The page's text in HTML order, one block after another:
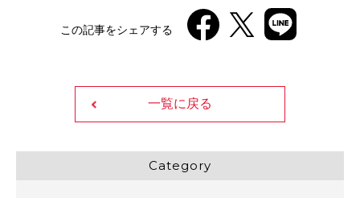
この記事をシェアする
一覧に戻る
Category